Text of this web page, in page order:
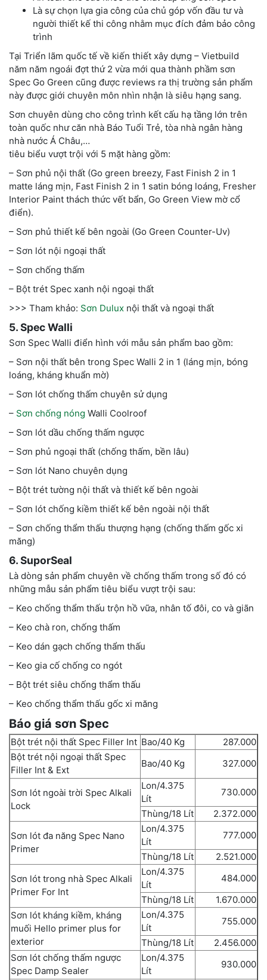
Là sự chọn lựa gia công của chủ góp vốn đầu tư và
người thiết kế thi công nhằm mục đích đảm bảo công
trình
Tại Triển lãm quốc tế về kiến thiết xây dựng – Vietbuild
năm năm ngoái đợt thứ 2 vừa mới qua thành phầm sơn
Spec Go Green cũng được reviews ra thị trường sản phẩm
này được giới chuyên môn nhìn nhận là siêu hạng sang.
Sơn chuyên dùng cho công trình kết cấu hạ tầng lớn trên
toàn quốc như căn nhà Báo Tuổi Trẻ, tòa nhà ngân hàng
nhà nước Á Châu,…
tiêu biểu vượt trội với 5 mặt hàng gồm:
– Sơn phủ nội thất (Go green breezy, Fast Finish 2 in 1
matte láng mịn, Fast Finish 2 in 1 satin bóng loáng, Fresher
Interior Paint thách thức vết bẩn, Go Green View mờ cổ
điển).
– Sơn phủ thiết kế bên ngoài (Go Green Counter-Uv)
– Sơn lót nội ngoại thất
– Sơn chống thấm
– Bột trét Spec xanh nội ngoại thất
>>> Tham khảo: Sơn Dulux nội thất và ngoại thất
5. Spec Walli
Sơn Spec Walli điển hình với mẫu sản phẩm bao gồm:
– Sơn nội thất bên trong Spec Walli 2 in 1 (láng mịn, bóng
loáng, kháng khuẩn mờ)
– Sơn lót chống thấm chuyên sử dụng
– Sơn chống nóng Walli Coolroof
– Sơn lót dầu chống thấm ngược
– Sơn phủ ngoại thất (chống thấm, bền lâu)
– Sơn lót Nano chuyên dụng
– Bột trét tường nội thất và thiết kế bên ngoài
– Sơn lót chống kiềm thiết kế bên ngoài nội thất
– Sơn chống thẩm thấu thượng hạng (chống thấm gốc xi
măng)
6. SuporSeal
Là dòng sản phẩm chuyên về chống thấm trong số đó có
những mẫu sản phẩm tiêu biểu vượt trội sau:
– Keo chống thẩm thấu trộn hồ vữa, nhân tố đôi, co và giãn
– Keo chà ron, chống thấm
– Keo dán gạch chống thẩm thấu
– Keo gia cố chống co ngót
– Bột trét siêu chống thẩm thấu
– Keo chống thẩm thấu gốc xi măng
Báo giá sơn Spec
Bột trét nội thất Spec Filler Int Bao/40 Kg
287.000
Bột trét nội ngoại thất Spec
Filler Int & Ext
Bao/40 Kg 327.000
Sơn lót ngoài trời Spec Alkali
Lock
Lon/4.375
Lít
730.000
Thùng/18 Lít
2.372.000
Sơn lót đa năng Spec Nano
Primer
Lon/4.375
Lít
777.000
Thùng/18 Lít
2.521.000
Sơn lót trong nhà Spec Alkali
Primer For Int
Lon/4.375
Lít
484.000
Thùng/18 Lít
1.670.000
Sơn lót kháng kiềm, kháng
muối Hello primer plus for
exterior
Lon/4.375
Lít
755.000
Thùng/18 Lít
2.456.000
Sơn lót chống thấm ngược
Spec Damp Sealer
Lon/4.375
Lít
930.000